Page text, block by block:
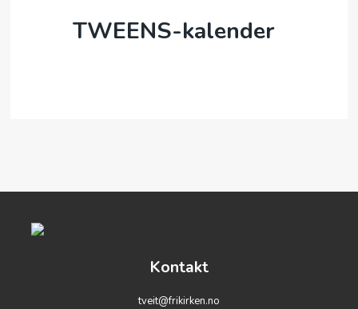
TWEENS-kalender
Kontakt
tveit@frikirken.no